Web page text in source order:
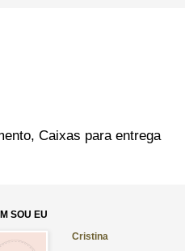
Caixas para entrega
SOU EU
Cristina